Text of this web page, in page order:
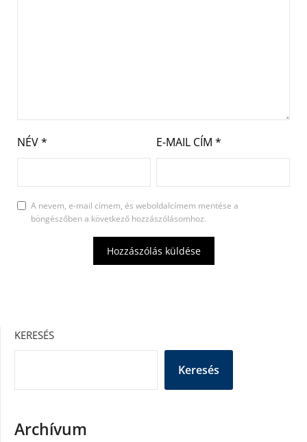
NÉV* E-MAIL CÍM *
A nevem, e-mail címem, és weboldalcímem mentése a
böngészőben a következő hozzászólásomhoz.
KERESÉS
Keresés
Archívum